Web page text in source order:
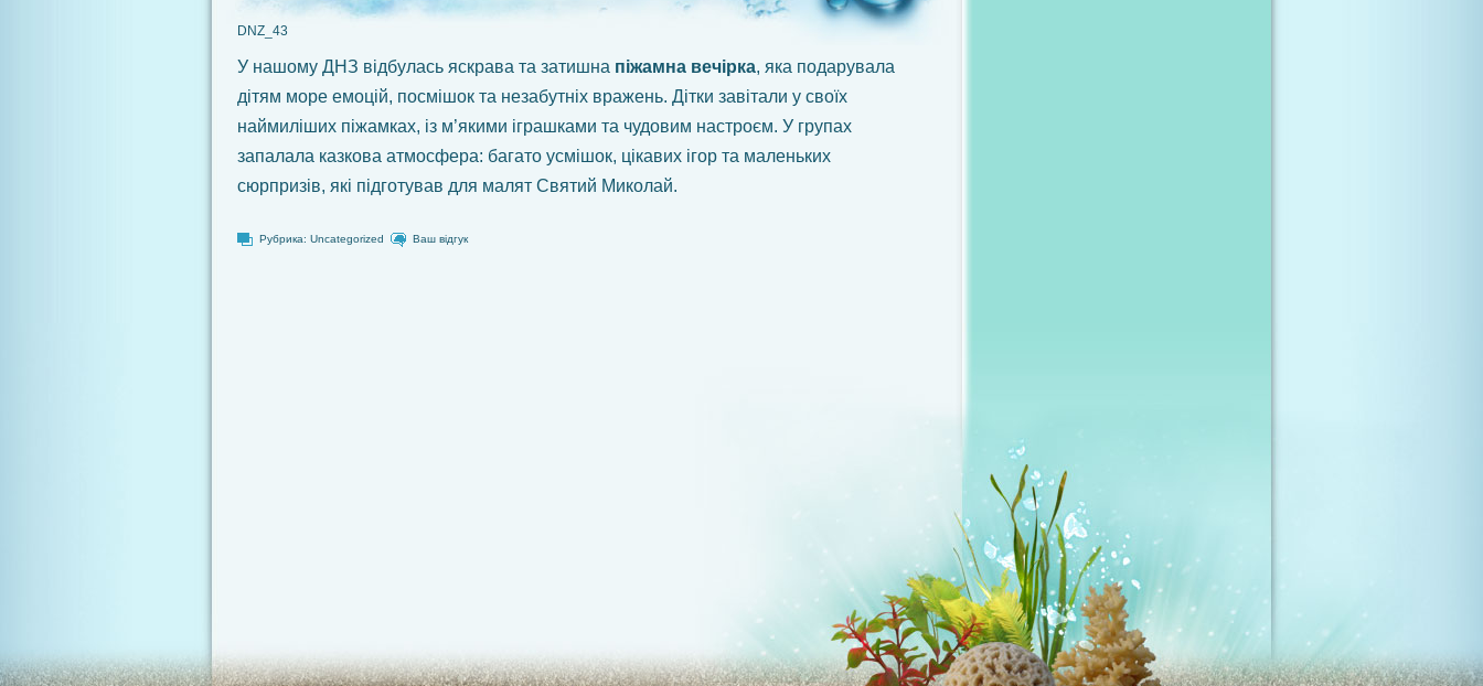
DNZ_43
У нашому ДНЗ відбулась яскрава та затишна піжамна вечірка, яка подарувала
дітям море емоцій, посмішок та незабутніх вражень. Дітки завітали у своїх
наймиліших піжамках, із м’якими іграшками та чудовим настроєм. У групах
запалала казкова атмосфера: багато усмішок, цікавих ігор та маленьких
сюрпризів, які підготував для малят Святий Миколай.
Рубрика: Uncategorized Ваш відгук